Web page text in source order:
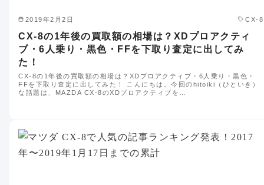
2019年2月2日 CX-8
CX-8の1年後の買取額の相場は？XDプロアクティ
ブ・6人乗り・黒色・FFを下取り査定に出してみ
た！
CX-8の1年後の買取額の相場は？XDプロアクティブ・6人乗り・黒色・
FFを下取り査定に出してみた！ こんにちは。今回のhitoiki（ひといき）
な話題は、MAZDA CX-8のXDプロアクティブを…